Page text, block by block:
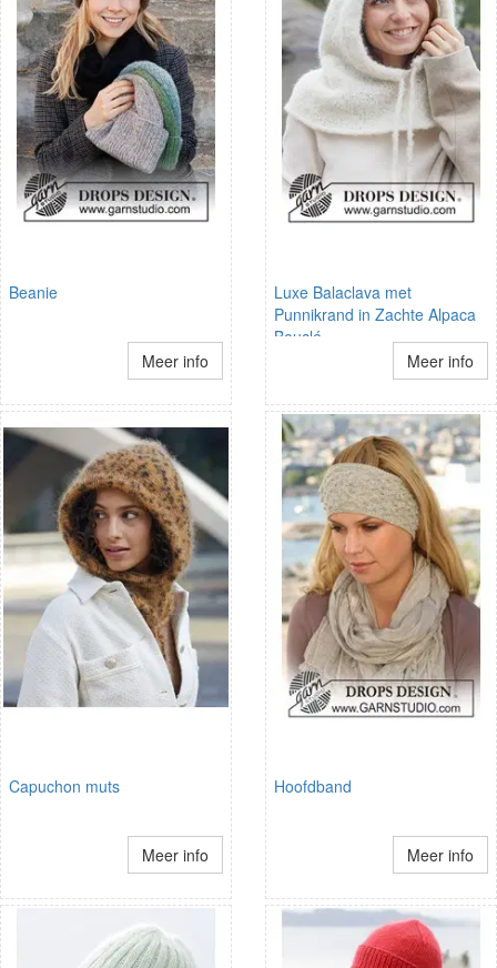
Beanie
Meer info
Luxe Balaclava met
Punnikrand in Zachte Alpaca
Bouclé
Meer info
Capuchon muts
Meer info
Hoofdband
Meer info